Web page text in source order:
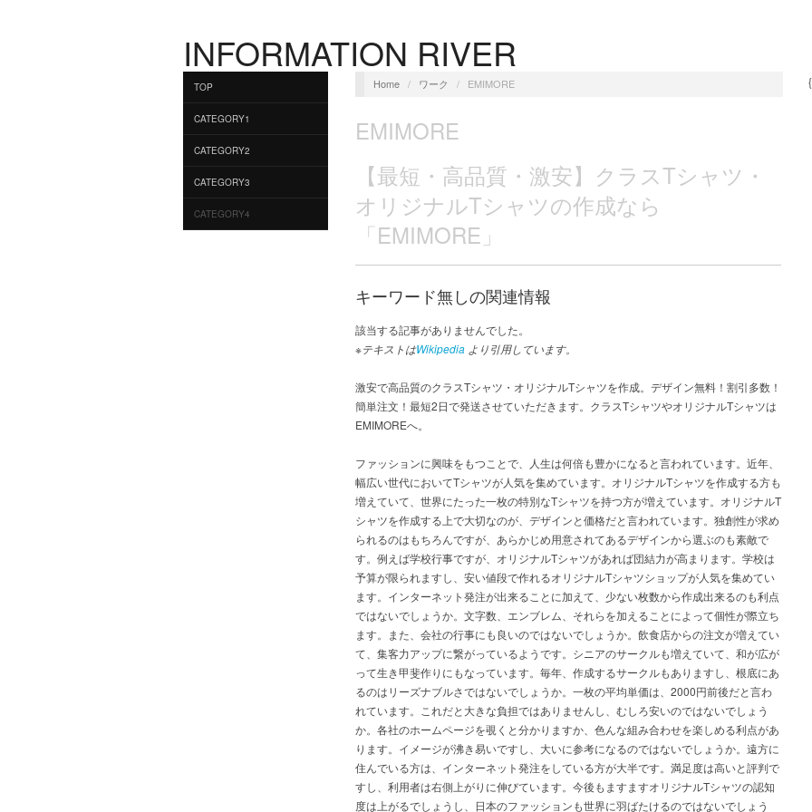
INFORMATION RIVER
TOP
CATEGORY1
CATEGORY2
CATEGORY3
CATEGORY4
Home / ワーク / EMIMORE
EMIMORE
【最短・高品質・激安】クラスTシャツ・
オリジナルTシャツの作成なら
「EMIMORE」
キーワード無しの関連情報
該当する記事がありませんでした。
※テキストはWikipedia より引用しています。
激安で高品質のクラスTシャツ・オリジナルTシャツを作成。デザイン無料！割引多数！
簡単注文！最短2日で発送させていただきます。クラスTシャツやオリジナルTシャツは
EMIMOREへ。
ファッションに興味をもつことで、人生は何倍も豊かになると言われています。近年、
幅広い世代においてTシャツが人気を集めています。オリジナルTシャツを作成する方も
増えていて、世界にたった一枚の特別なTシャツを持つ方が増えています。オリジナルT
シャツを作成する上で大切なのが、デザインと価格だと言われています。独創性が求め
られるのはもちろんですが、あらかじめ用意されてあるデザインから選ぶのも素敵で
す。例えば学校行事ですが、オリジナルTシャツがあれば団結力が高まります。学校は
予算が限られますし、安い値段で作れるオリジナルTシャツショップが人気を集めてい
ます。インターネット発注が出来ることに加えて、少ない枚数から作成出来るのも利点
ではないでしょうか。文字数、エンブレム、それらを加えることによって個性が際立ち
ます。また、会社の行事にも良いのではないでしょうか。飲食店からの注文が増えてい
て、集客力アップに繋がっているようです。シニアのサークルも増えていて、和が広が
って生き甲斐作りにもなっています。毎年、作成するサークルもありますし、根底にあ
るのはリーズナブルさではないでしょうか。一枚の平均単価は、2000円前後だと言わ
れています。これだと大きな負担ではありませんし、むしろ安いのではないでしょう
か。各社のホームページを覗くと分かりますか、色んな組み合わせを楽しめる利点があ
ります。イメージが沸き易いですし、大いに参考になるのではないでしょうか。遠方に
住んでいる方は、インターネット発注をしている方が大半です。満足度は高いと評判で
すし、利用者は右側上がりに伸びています。今後もますますオリジナルTシャツの認知
度は上がるでしょうし、日本のファッションも世界に羽ばたけるのではないでしょう